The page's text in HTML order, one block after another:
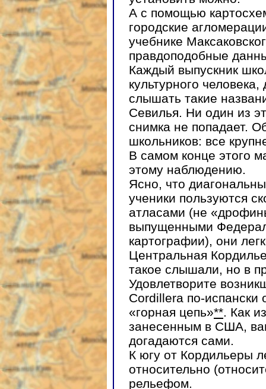
А с помощью
городские
учебнике
правдоподобные
Каждый выпускник
культурного
слышать такие
Севилья. Ни один из
снимка не попадает.
школьников: все
В самом конце этого
этому наблюдению.
Ясно, что
ученики пользуются
атласами (не
выпущенными
картографии), они
Центральная
такое слышали, но в
Удовлетворите
Cordillera по-испански
«горная цепь»**. Как
занесенным в США,
догадаются сами.
К югу от Кордильеры
относительно
рельефом.